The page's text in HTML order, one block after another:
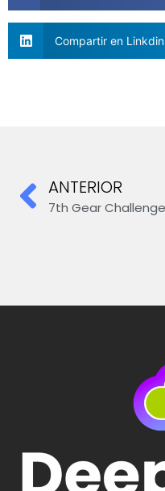
Compartir en Linkdin
ANTERIOR